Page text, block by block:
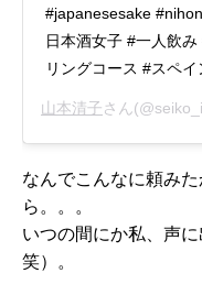
#japanesesake
日本酒女子 #一人飲
リングコース #スペ
山本清子さん
なんでこんなに頼み
ら。。。
いつの間にか私、声
笑）。